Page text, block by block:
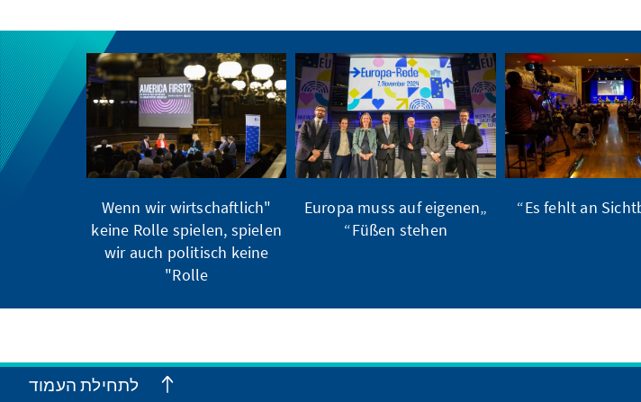
„Europa muss auf eigenen
Füßen stehen“
"Wenn wir wirtschaftlich
keine Rolle spielen, spielen
wir auch politisch keine
Rolle"
לתחילת העמוד